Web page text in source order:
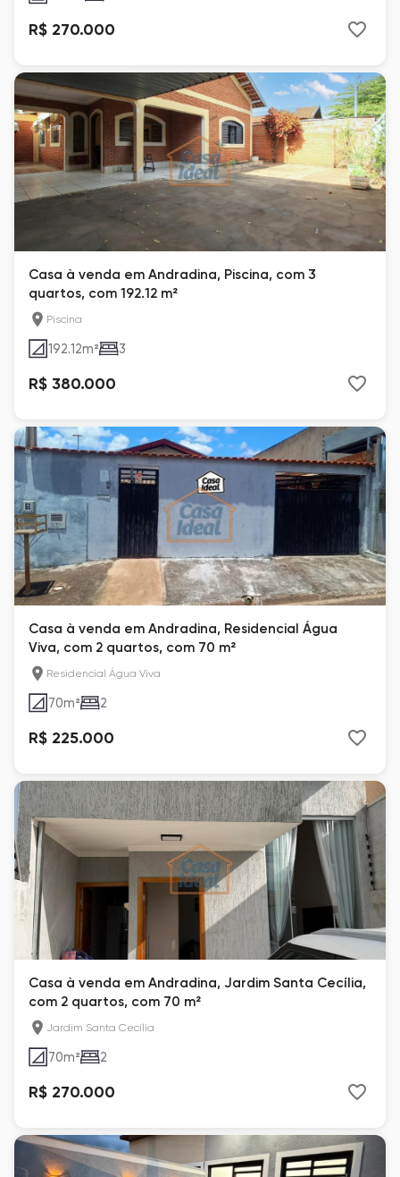
R$ 270.000
Casa à venda em Andradina, Piscina, com 3
quartos, com 192.12 m²
Piscina
192.12m² 3
R$ 380.000
Casa à venda em Andradina, Residencial Água
Viva, com 2 quartos, com 70 m²
Residencial Água Viva
70m² 2
R$ 225.000
Casa à venda em Andradina, Jardim Santa Cecília,
com 2 quartos, com 70 m²
Jardim Santa Cecília
70m² 2
R$ 270.000